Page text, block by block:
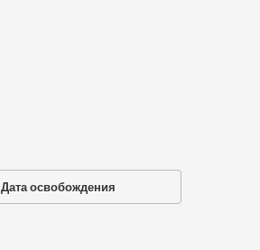
Дата освобождения